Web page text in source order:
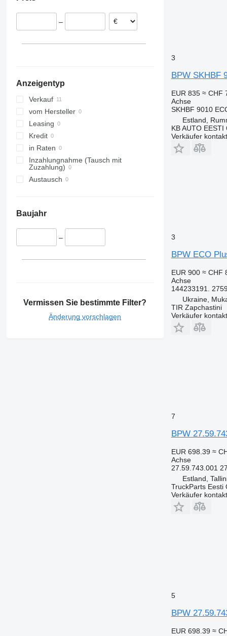
–
Anzeigentyp
Verkauf
vom Hersteller
Leasing
Kredit
in Raten
Inzahlungnahme (Tausch mit
Zuzahlung)
Austausch
Baujahr
–
Vermissen Sie bestimmte Filter?
Änderung vorschlagen
3
BPW SKHBF
EUR 835 ≈ CHF
Achse
SKHBF 9010
Estland,
KB AUTO EESTI
Verkäufer
3
BPW ECO
EUR 900 ≈ CHF
Achse
144233191.
Ukraine,
TIR Zapchastini
Verkäufer
7
BPW
EUR 698.39 ≈
Achse
27.59.743.001
Estland,
TruckParts Eesti
Verkäufer
5
BPW
EUR 698.39 ≈